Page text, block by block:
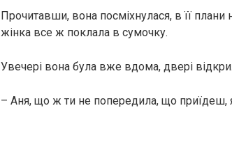
Прочитавши, вона посміхнулася, в її плани
жінка все ж поклала в сумочку.
Увечері вона була вже вдома, двері
– Аня, що ж ти не попередила, що приїдеш, я